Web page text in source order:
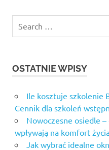
OSTATNIE WPISY
Ile kosztuje szkolenie
Cennik dla szkoleń
Nowoczesne osiedle
wpływają na komfort
Jak wybrać idealne